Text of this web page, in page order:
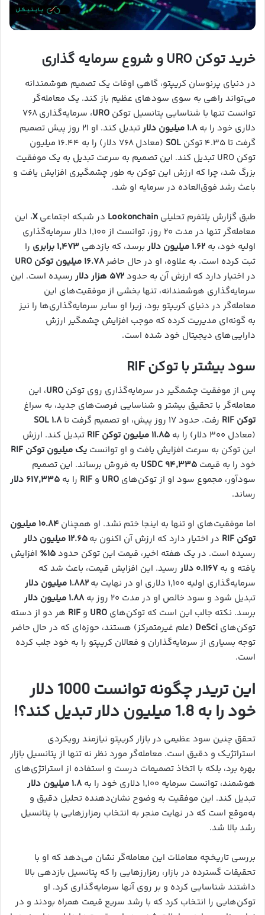
خرید توکن URO و شروع سرمایه گذاری
در دنیای پرنوسان کریپتو، گاهی اوقات یک تصمیم هوشمندانه
می‌تواند راهی به سوی سودهای عظیم باز کند. یک معامله‌گر
توانست تنها با شناسایی پتانسیل توکن URO
، سرمایه‌گذاری ۷۶۸
دلاری خود را به ۱.۸ میلیون دلار
تبدیل کند. او ۲۱ روز پیش تصمیم
گرفت تا ۴.۳۵ توکن
SOL
(معادل ۷۶۸ دلار) را به ۱۶.۴۴ میلیون
توکن URO تبدیل کند. این تصمیم به سرعت تبدیل به یک موفقیت
بزرگ شد، چرا که ارزش این توکن به طور چشمگیری افزایش یافت و
باعث رشد فوق‌العاده در سرمایه او شد.
طبق گزارش پلتفرم تحلیلی Lookonchain در شبکه اجتماعیX، این
معامله‌گر تنها در مدت ۲۰ روز، توانست از ۱,۱۰۰ دلار سرمایه‌گذاری
اولیه خود، به ۱.۶۲ میلیون دلار برسد، که بازدهی ۱,۴۷۳ برابری
را
ثبت کرده است. به علاوه، او در حال حاضر۱۶.۷۸ میلیون توکن URO
در اختیار دارد که ارزش آن به حدود۵۷۲ هزار دلار
رسیده است. این
سرمایه‌گذاری هوشمندانه، تنها بخشی از موفقیت‌های این
معامله‌گر در دنیای کریپتو بود، زیرا او سایر سرمایه‌گذاری‌ها را نیز
به گونه‌ای مدیریت کرده که موجب افزایش چشمگیر ارزش
دارایی‌های دیجیتال خود شده است.
سود بیشتر با توکن RIF
پس از موفقیت چشمگیر در سرمایه‌گذاری روی توکن URO، این
معامله‌گر با تحقیق بیشتر و شناسایی فرصت‌های جدید، به سراغ
توکن RIF
رفت. حدود ۱۷ روز پیش، او تصمیم گرفت تا
۱.۸ SOL
(معادل ۳۰۰ دلار) را به
۱۱.۸۵ میلیون توکن RIF
تبدیل کند. ارزش
این توکن به سرعت افزایش یافت و او توانست یک میلیون توکن RIF
خود را به قیمت ۹۴,۳۳۵ USDC
به فروش برساند. این تصمیم
سودآور، مجموع سود او از توکن‌های URO و RIF را به ۶۱۷,۳۳۵ دلار
رساند.
اما موفقیت‌های او تنها به اینجا ختم نشد. او همچنان
۱۰.۸۴ میلیون
توکن RIF
در اختیار دارد که ارزش آن اکنون به۱۲.۶۵ میلیون دلار
رسیده است. در یک هفته اخیر، قیمت این توکن حدود۱۵٪
افزایش
یافته و به ۰.۱۱۶۷ دلار
رسید. این افزایش قیمت، باعث شد که
سرمایه‌گذاری اولیه ۱,۱۰۰ دلاری او در نهایت به
۱.۸۸۲ میلیون دلار
تبدیل شود و سود خالص او در مدت ۲۰ روز به
۱.۸۸ میلیون دلار
برسد. نکته جالب این است که توکن‌های URO و RIF هر دو از دسته
توکن‌های DeSci (علم غیرمتمرکز) هستند، حوزه‌ای که در حال حاضر
توجه بسیاری از سرمایه‌گذاران و فعالان کریپتو را به خود جلب کرده
است.
این تریدر چگونه توانست 1000 دلار
خود را به 1.8 میلیون دلار تبدیل کند؟!
تحقق چنین سود عظیمی در بازار کریپتو نیازمند رویکردی
استراتژیک و دقیق است. معامله‌گر مورد نظر نه تنها از پتانسیل بازار
بهره برد، بلکه با اتخاذ تصمیمات درست و استفاده از استراتژی‌های
هوشمند، توانست سرمایه ۱,۱۰۰ دلاری خود را به
۱.۸ میلیون دلار
تبدیل کند. این موفقیت به وضوح نشان‌دهنده تحلیل دقیق و
به‌موقع است که در نهایت منجر به انتخاب رمزارزهایی با پتانسیل
رشد بالا شد.
بررسی تاریخچه معاملات این معامله‌گر نشان می‌دهد که او با
تحقیقات گسترده در بازار، رمزارزهایی را که پتانسیل بازدهی بالا
داشتند شناسایی کرده و بر روی آنها سرمایه‌گذاری کرد. او
توکن‌هایی را انتخاب کرد که با رشد سریع قیمت همراه بودند و در